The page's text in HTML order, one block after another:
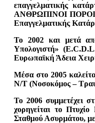
επαγγελματικής
ΑΝΘΡΩΠΙΝΟΙ ΠΟΡΟΙ,
Επαγγελματικής
Το 2002 και μετά
Υπολογιστή»
Ευρωπαϊκή Άδεια
Μέσα στο 2005
Ν/Τ (Νοσοκόμος –
Το 2006 συμμετέχει
χορηγείται το
Σταθμού Ασυρμάτου,